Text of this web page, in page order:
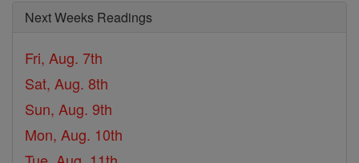
Next Weeks Readings
Fri, Aug. 7th
Sat, Aug. 8th
Sun, Aug. 9th
Mon, Aug. 10th